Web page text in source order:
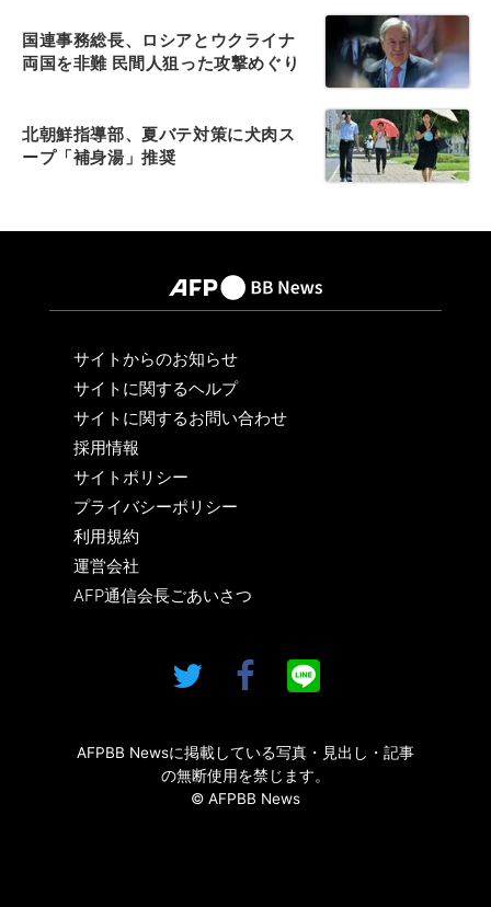
国連事務総長、ロシアとウクライナ
両国を非難 民間人狙った攻撃めぐり
北朝鮮指導部、夏バテ対策に犬肉ス
ープ「補身湯」推奨
サイトからのお知らせ
サイトに関するヘルプ
サイトに関するお問い合わせ
採用情報
サイトポリシー
プライバシーポリシー
利用規約
運営会社
AFP通信会長ごあいさつ
AFPBB Newsに掲載している写真・見出し・記事
の無断使用を禁じます。
© AFPBB News